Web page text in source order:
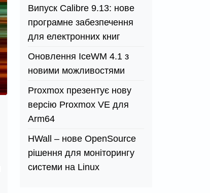
Випуск Calibre 9.13: нове
програмне забезпечення
для електронних книг
Оновлення IceWM 4.1 з
новими можливостями
Proxmox презентує нову
версію Proxmox VE для
Arm64
HWall – нове OpenSource
рішення для моніторингу
системи на Linux